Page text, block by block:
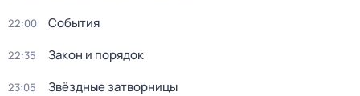
22:00 События
22:35 Закон и порядок
23:05 Звёздные затворницы